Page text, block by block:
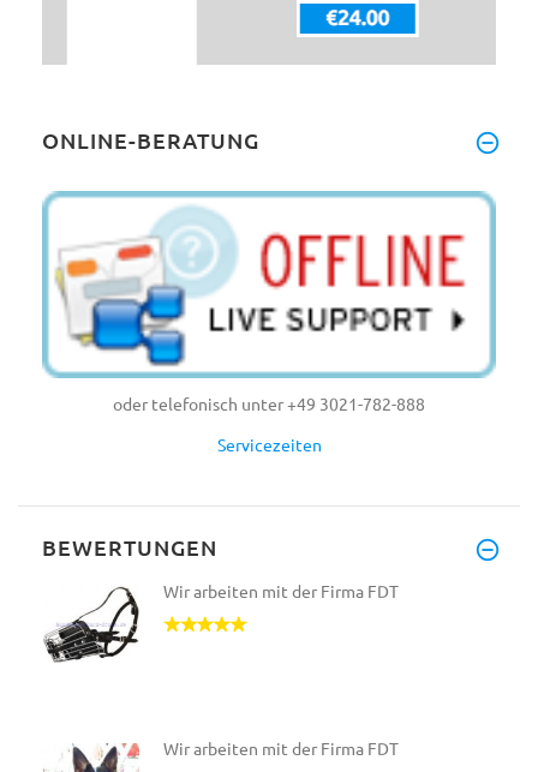
ONLINE-BERATUNG
oder telefonisch unter +49 3021-782-888
Servicezeiten
BEWERTUNGEN
Wir arbeiten mit der Firma FDT
Wir arbeiten mit der Firma FDT